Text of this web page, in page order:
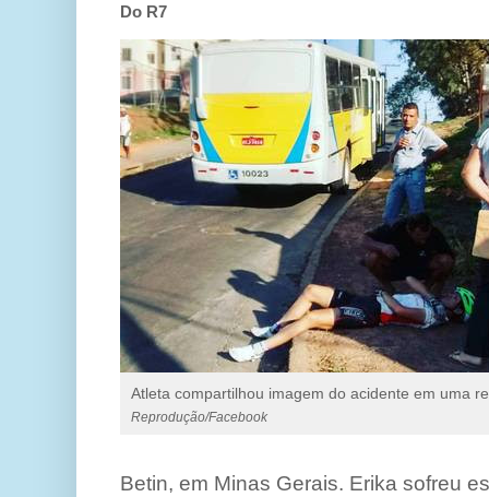
Do R7
Atleta compartilhou imagem do acidente em uma
Reprodução/Facebook
Betin, em Minas Gerais. Erika sofreu